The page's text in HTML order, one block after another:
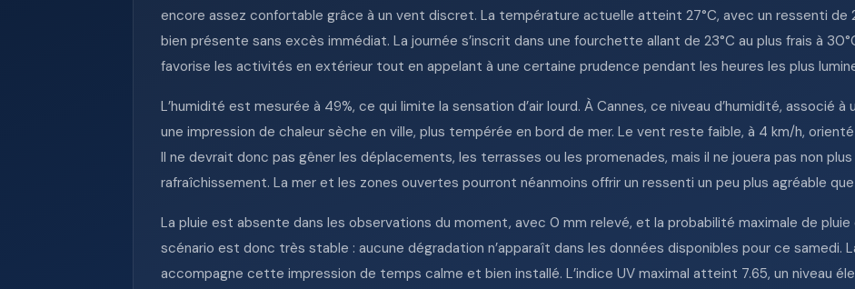
encore assez confortable grâce à un vent discret. La température actuelle atteint 27°C, avec un ressenti de
bien présente sans excès immédiat. La journée s’inscrit dans une fourchette allant de 23°C au plus frais à
favorise les activités en extérieur tout en appelant à une certaine prudence pendant les heures les plus
L’humidité est mesurée à 49%, ce qui limite la sensation d’air lourd. À Cannes, ce niveau d’humidité, associé
une impression de chaleur sèche en ville, plus tempérée en bord de mer. Le vent reste faible, à 4 km/h,
Il ne devrait donc pas gêner les déplacements, les terrasses ou les promenades, mais il ne jouera pas non
rafraîchissement. La mer et les zones ouvertes pourront néanmoins offrir un ressenti un peu plus agréable
La pluie est absente dans les observations du moment, avec 0 mm relevé, et la probabilité maximale de pluie
scénario est donc très stable : aucune dégradation n’apparaît dans les données disponibles pour ce samedi.
accompagne cette impression de temps calme et bien installé. L’indice UV maximal atteint 7.65, un niveau